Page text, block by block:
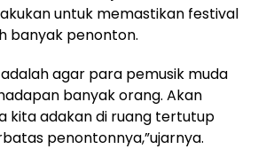
untuk memastikan festival
banyak penonton.
adalah agar para pemusik muda
banyak orang. Akan
kita adakan di ruang tertutup
penontonnya,”ujarnya.